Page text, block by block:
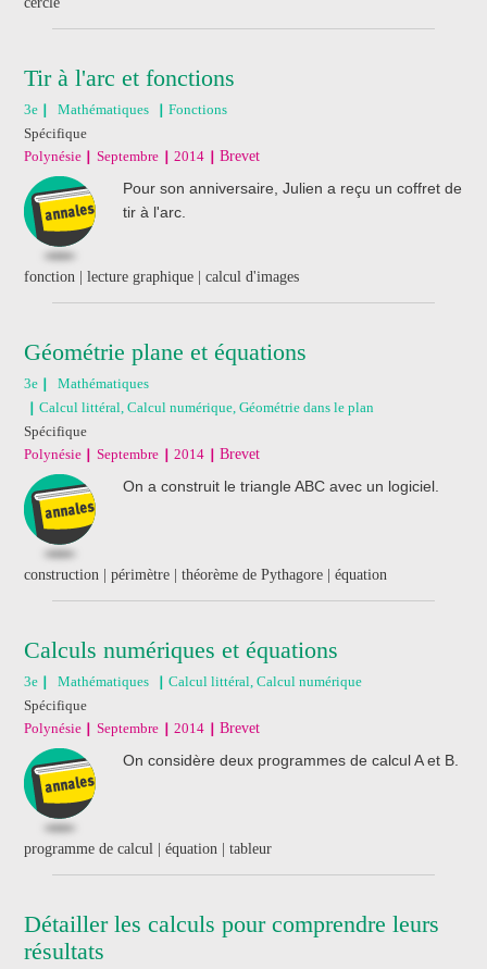
Tir à l'arc et fonctions
3e Mathématiques
Fonctions
Spécifique
Polynésie
Septembre 2014 Brevet
Pour son anniversaire, Julien a reçu un coffret de
tir à l'arc.
fonction | lecture graphique | calcul d'images
Géométrie plane et équations
3e
Mathématiques
Calcul littéral, Calcul numérique, Géométrie dans le plan
Spécifique
Polynésie
Septembre 2014 Brevet
On a construit le triangle ABC avec un logiciel.
construction | périmètre | théorème de Pythagore | équation
Calculs numériques et équations
3e Mathématiques
Calcul littéral, Calcul numérique
Spécifique
Polynésie
Septembre 2014 Brevet
On considère deux programmes de calcul A et B.
programme de calcul | équation | tableur
Détailler les calculs pour comprendre leurs
résultats